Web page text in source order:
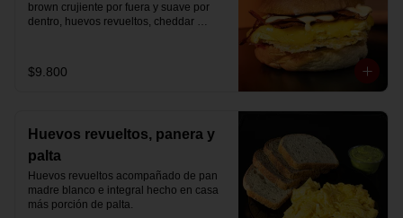
brown crujiente por fuera y suave por
dentro, huevos revueltos, cheddar
partir el día en modo desayuno buffet.
$9.800
Huevos revueltos, panera y
palta
Huevos revueltos acompañado de pan
madre blanco e integral hecho en casa
más porción de palta.